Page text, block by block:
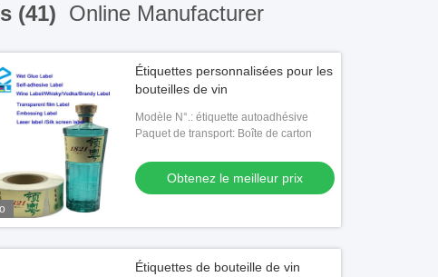
(41) Online Manufacturer
Étiquettes personnalisées pour les
bouteilles de vin
Modèle N°.: étiquette autoadhésive
Paquet de transport: Boîte de carton
Obtenez le meilleur prix
Étiquettes de bouteille de vin